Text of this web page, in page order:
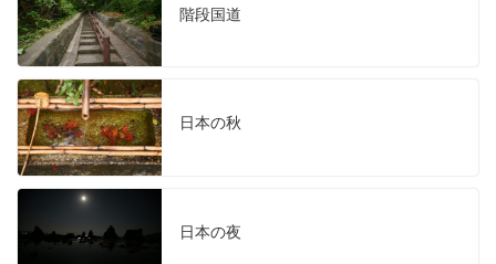
階段国道
日本の秋
日本の夜